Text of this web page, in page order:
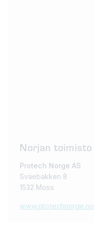
Norjan toimisto
Protech Norge AS
Svaebakken 8
1532 Moss
www.protechnorge.no